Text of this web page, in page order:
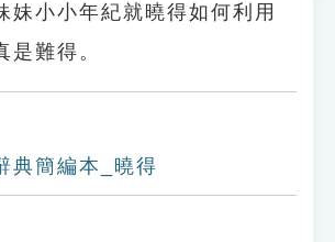
妹小小年紀就曉得如何利用
是難得。
典簡編本_曉得